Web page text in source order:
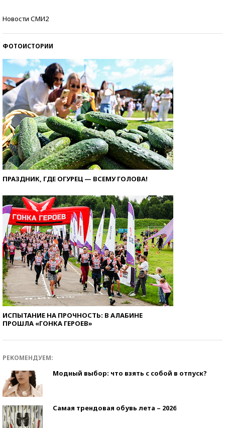
Новости СМИ2
ФОТОИСТОРИИ
ПРАЗДНИК, ГДЕ ОГУРЕЦ — ВСЕМУ ГОЛОВА!
ИСПЫТАНИЕ НА ПРОЧНОСТЬ: В АЛАБИНЕ
ПРОШЛА «ГОНКА ГЕРОЕВ»
РЕКОМЕНДУЕМ:
Модный выбор: что взять с собой в отпуск?
Самая трендовая обувь лета – 2026